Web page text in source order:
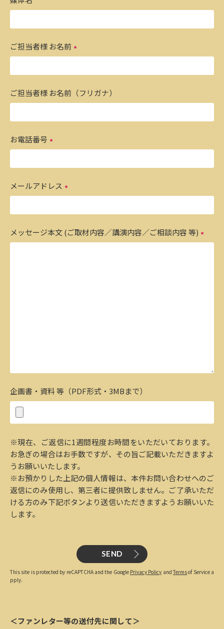
ご担当者様 お名前
ご担当者様 お名前（フリガナ）
お電話番号
メールアドレス
メッセージ本文 (ご取材内容／講演内容／ご相談内容 等)
企画書・資料 等（PDF形式・3MBまで）
※現在、ご返信に1週間程度お時間をいただいております。
お急ぎの場合はお手数ですが、その旨ご記載いただきますよ
うお願いいたします。
※お預かりした上記の個人情報は、本件お問い合わせへのご
返信にのみ使用し、第三者に提供致しません。ご了承いただ
ける方のみ下記ボタンより送信いただきますようお願いいた
します。
SEND
This site is protected by reCAPTCHA and the Google Privacy Policy andTermsof Service a
pply.
＜ファンレター等の送付先に関して＞